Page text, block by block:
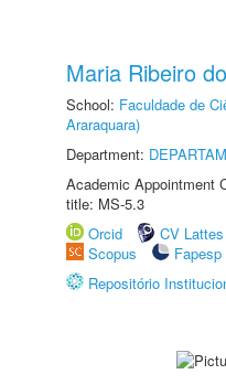
Maria Ribeiro
School: Faculdade de
Araraquara)
Department:
Academic Appointment
title: MS-5.3
Orcid
CV Lattes
Scopus
Fapesp
Repositório